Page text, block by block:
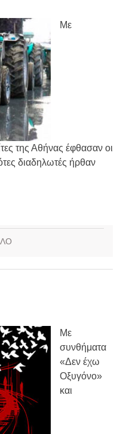
Κατάργηση βιβλιαρίων Υγείας
Ημερήσιο Δελτίο Τιμών
Συναλλάγματος &
Τραπεζογραμματίων 7-3-2019
Ημερήσιο Δελτίο Τιμών
Συναλλάγματος &
Τραπεζογραμματίων 4-3-2019
Κάθοδος αγροτών
Δικαιοσύνη
Με
της Αθήνας έφθασαν οι
διαδηλωτές ήρθαν
Με
συνθήματα
«Δεν έχω
Οξυγόνο»
και